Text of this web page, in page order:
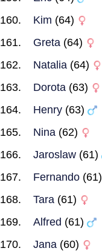
Kim (64)
Greta (64)
Natalia (64)
Dorota (63)
Henry (63)
Nina (62)
Jaroslaw (61)
Fernando (61)
Tara (61)
Alfred (61)
Jana (60)